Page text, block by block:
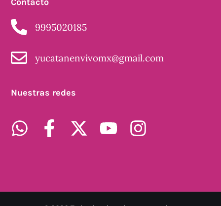
9995020185
yucatanenvivomx@gmail.com
Nuestras redes